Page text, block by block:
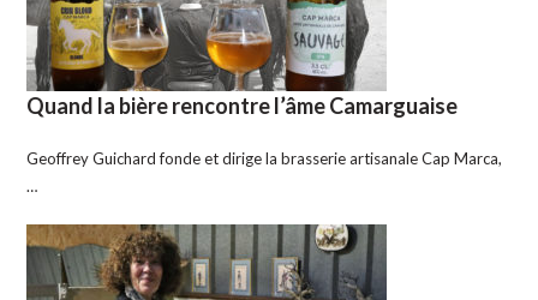
Quand la bière rencontre l’âme Camarguaise
Geoffrey Guichard fonde et dirige la brasserie artisanale Cap Marca,
…